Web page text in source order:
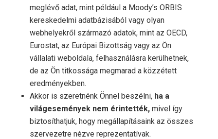
meglévő adat, mint például a Moody’s ORBIS
kereskedelmi adatbázisából vagy olyan
webhelyekről származó adatok, mint az OECD,
Eurostat, az Európai Bizottság vagy az Ön
vállalati weboldala, felhasználásra kerülhetnek,
de az Ön titkossága megmarad a közzétett
eredményekben.
Akkor is szeretnénk Önnel beszélni, ha a
világesemények nem érintették,mivel így
biztosíthatjuk, hogy megállapításaink az összes
szervezetre nézve reprezentatívak.